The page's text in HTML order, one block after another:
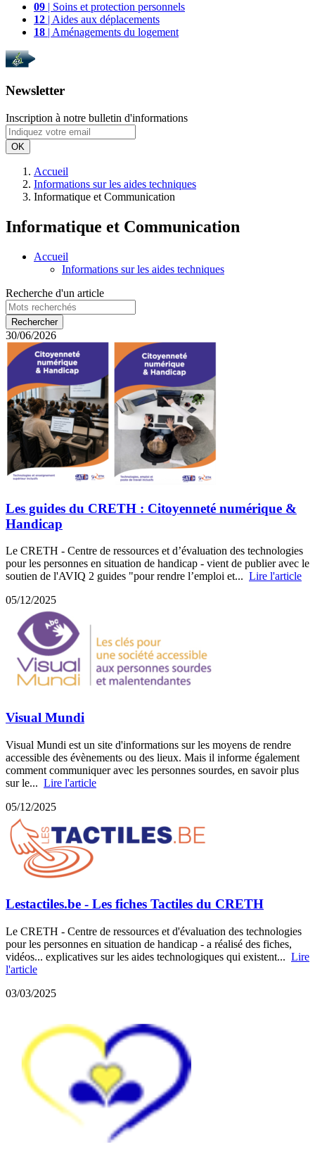
09 | Soins et protection personnels
12 | Aides aux déplacements
18 | Aménagements du logement
Newsletter
Inscription à notre bulletin d'informations
OK
Accueil
Informations sur les aides techniques
Informatique et Communication
Informatique et Communication
Accueil
Informations sur les aides techniques
Recherche d'un article
30/06/2026
Les guides du CRETH : Citoyenneté numérique &
Handicap
Le CRETH - Centre de ressources et d’évaluation des technologies
pour les personnes en situation de handicap - vient de publier avec le
soutien de l'AVIQ 2 guides "pour rendre l’emploi et... Lire l'article
05/12/2025
Visual Mundi
Visual Mundi est un site d'informations sur les moyens de rendre
accessible des évènements ou des lieux. Mais il informe également
comment communiquer avec les personnes sourdes, en savoir plus
sur le... Lire l'article
05/12/2025
Lestactiles.be - Les fiches Tactiles du CRETH
Le CRETH - Centre de ressources et d'évaluation des technologies
pour les personnes en situation de handicap - a réalisé des fiches,
vidéos... explicatives sur les aides technologiques qui existent... Lire
l'article
03/03/2025